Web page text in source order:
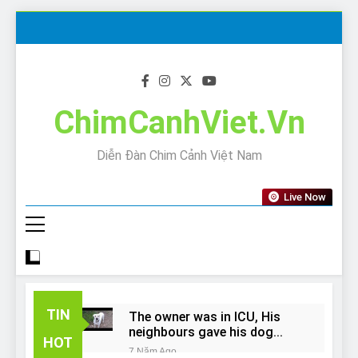
ChimCanhViet.Vn
Diễn Đàn Chim Cảnh Việt Nam
Live Now
TIN
HOT
The owner was in ICU, His
neighbours gave his dog
away!
7 Năm Ago